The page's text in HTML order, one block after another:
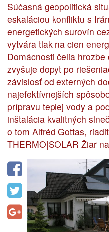
Súčasná geopolitická
eskaláciou konfliktu s
energetických surovín
vytvára tlak na cien
Domácnosti čelia
zvyšuje dopyt po
závislosť od externých
najefektívnejších
prípravu teplej vody a
inštalácia kvalitných
o tom Alfréd Gottas,
THERMO|SOLAR Žiar